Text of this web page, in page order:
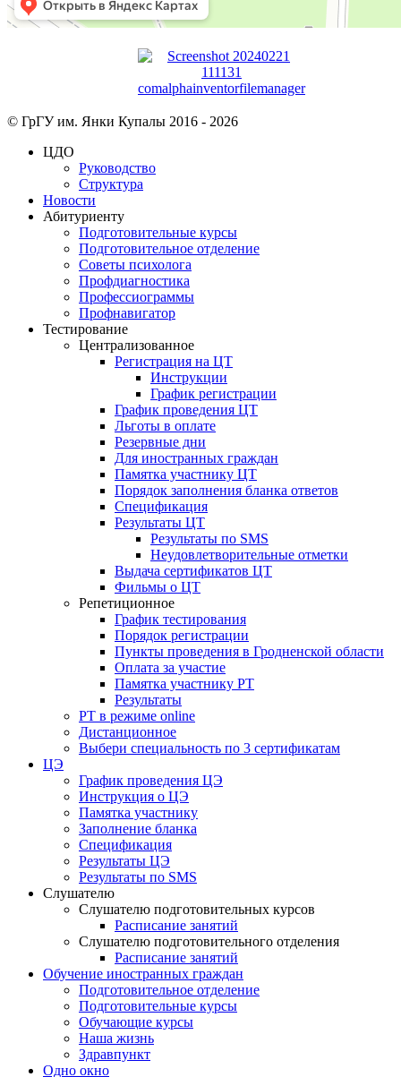
© ГрГУ им. Янки Купалы 2016 - 2026
ЦДО
Руководство
Структура
Новости
Абитуриенту
Подготовительные курсы
Подготовительное отделение
Советы психолога
Профдиагностика
Профессиограммы
Профнавигатор
Тестирование
Централизованное
Регистрация на ЦТ
Инструкции
График регистрации
График проведения ЦТ
Льготы в оплате
Резервные дни
Для иностранных граждан
Памятка участнику ЦТ
Порядок заполнения бланка ответов
Спецификация
Результаты ЦТ
Результаты по SMS
Неудовлетворительные отметки
Выдача сертификатов ЦТ
Фильмы о ЦТ
Репетиционное
График тестирования
Порядок регистрации
Пункты проведения в Гродненской области
Оплата за участие
Памятка участнику РТ
Результаты
РТ в режиме online
Дистанционное
Выбери специальность по 3 сертификатам
ЦЭ
График проведения ЦЭ
Инструкция о ЦЭ
Памятка участнику
Заполнение бланка
Спецификация
Результаты ЦЭ
Результаты по SMS
Слушателю
Слушателю подготовительных курсов
Расписание занятий
Слушателю подготовительного отделения
Расписание занятий
Обучение иностранных граждан
Подготовительное отделение
Подготовительные курсы
Обучающие курсы
Наша жизнь
Здравпункт
Одно окно